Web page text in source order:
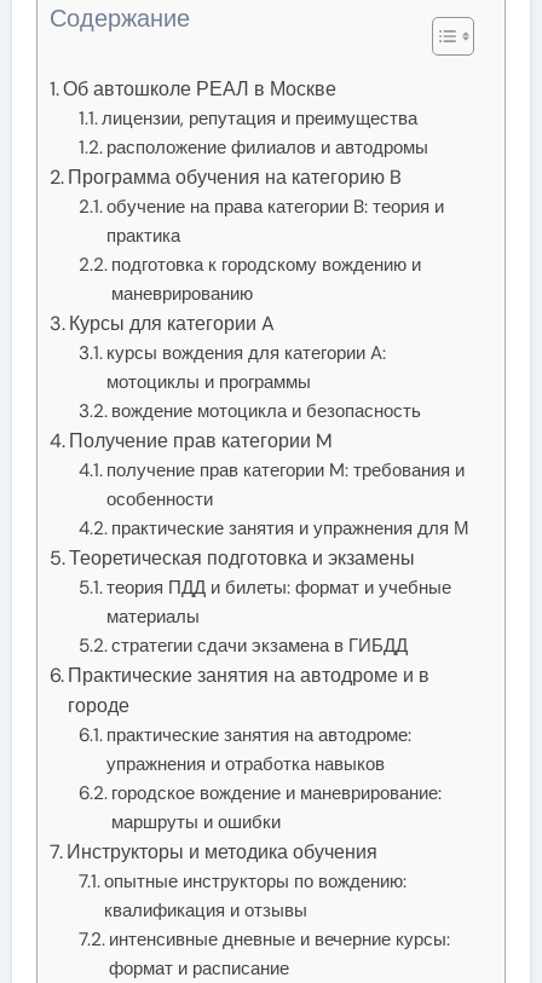
Содержание
Об автошколе РЕАЛ в Москве
лицензии, репутация и преимущества
расположение филиалов и автодромы
Программа обучения на категорию B
обучение на права категории B: теория и
практика
подготовка к городскому вождению и
маневрированию
Курсы для категории A
курсы вождения для категории A:
мотоциклы и программы
вождение мотоцикла и безопасность
Получение прав категории M
получение прав категории M: требования и
особенности
практические занятия и упражнения для М
Теоретическая подготовка и экзамены
теория ПДД и билеты: формат и учебные
материалы
стратегии сдачи экзамена в ГИБДД
Практические занятия на автодроме и в
городе
практические занятия на автодроме:
упражнения и отработка навыков
городское вождение и маневрирование:
маршруты и ошибки
Инструкторы и методика обучения
опытные инструкторы по вождению:
квалификация и отзывы
интенсивные дневные и вечерние курсы:
формат и расписание